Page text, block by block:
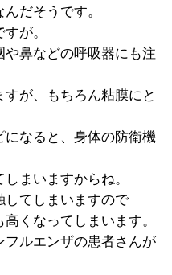
だそうです。
が。
鼻などの呼吸器にも注
が、もちろん粘膜にと
なると、身体の防衛機
まいますからね。
してしまいますので
くなってしまいます。
ルエンザの患者さんが